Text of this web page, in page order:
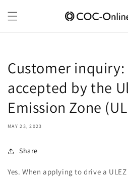
content
Customer inquiry:
accepted by the
Emission Zone
MAY 23, 2023
Share
Yes. When applying to drive a